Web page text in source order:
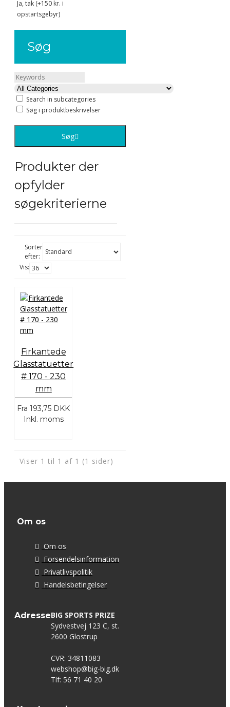
Ja, tak (+150 kr. i
opstartsgebyr)
Søg
Search in subcategories
Søg i produktbeskrivelser
Søg
Produkter der
opfylder
søgekriterierne
Sorter
efter:
Vis:
Firkantede
Glasstatuetter
# 170 - 230
mm
Fra 193,75 DKK
Inkl. moms
Viser 1 til 1 af 1 (1 sider)
Om os
Om os
Forsendelsinformation
Privatlivspolitik
Handelsbetingelser
AdresseBIG SPORTS PRIZE
Sydvestvej 123 C, st.
2600 Glostrup
CVR: 34811083
webshop@big-big.dk
Tlf: 56 71 40 20